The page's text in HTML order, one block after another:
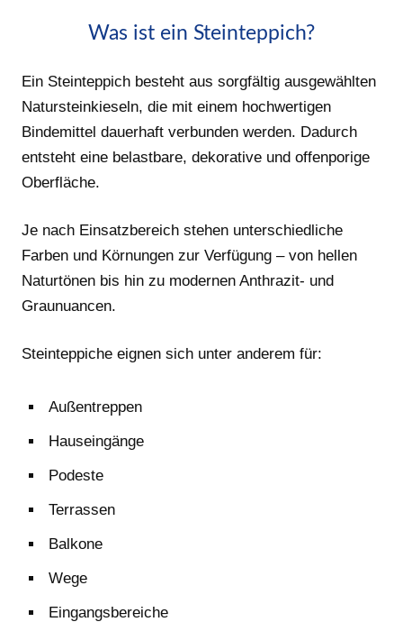
Was ist ein Steinteppich?
Ein Steinteppich besteht aus sorgfältig ausgewählten
Natursteinkieseln, die mit einem hochwertigen
Bindemittel dauerhaft verbunden werden. Dadurch
entsteht eine belastbare, dekorative und offenporige
Oberfläche.
Je nach Einsatzbereich stehen unterschiedliche
Farben und Körnungen zur Verfügung – von hellen
Naturtönen bis hin zu modernen Anthrazit- und
Graunuancen.
Steinteppiche eignen sich unter anderem für:
Außentreppen
Hauseingänge
Podeste
Terrassen
Balkone
Wege
Eingangsbereiche